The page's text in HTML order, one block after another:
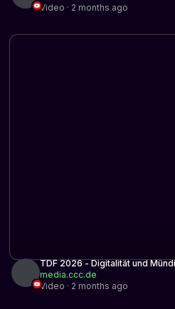
Video · 2 months ago
TDF 2026 - Digitalität und
Empörung das Sagbare
media.ccc.de
Video · 2 months ago